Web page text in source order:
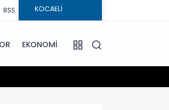
RSS
EKONOMİ